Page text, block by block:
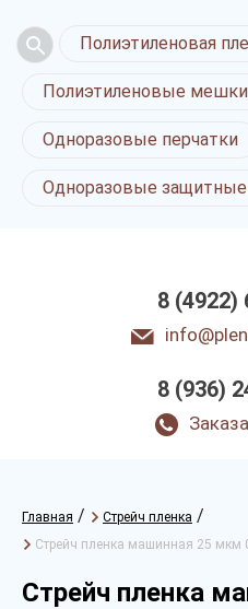
Полиэтиленовая
Полиэтиленовые мешки
Одноразовые перчатки
Одноразовые
8 (4922)
8 (936)
Главная / Стрейч пленка /
Стрейч пленка машинная 25 мкм
Стрейч пленка